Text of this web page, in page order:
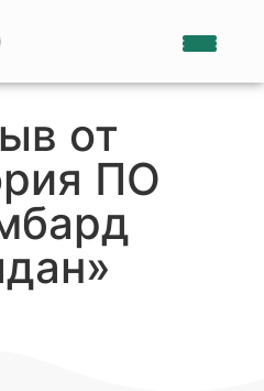
от
ПО